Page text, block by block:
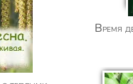
Время делать мир добрее! Создайте красивую